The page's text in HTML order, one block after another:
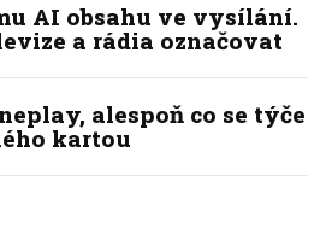
AI obsahu ve vysílání.
a rádia označovat
alespoň co se týče
kartou